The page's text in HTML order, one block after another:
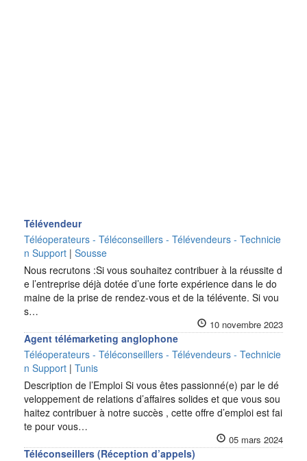
Télévendeur
Téléoperateurs - Téléconseillers - Télévendeurs - Technicie
n Support | Sousse
Nous recrutons :Si vous souhaitez contribuer à la réussite d
e l’entreprise déjà dotée d’une forte expérience dans le do
maine de la prise de rendez-vous et de la télévente. Si vou
s…
10 novembre 2023
Agent télémarketing anglophone
Téléoperateurs - Téléconseillers - Télévendeurs - Technicie
n Support | Tunis
Description de l’Emploi Si vous êtes passionné(e) par le dé
veloppement de relations d’affaires solides et que vous sou
haitez contribuer à notre succès , cette offre d’emploi est fai
te pour vous…
05 mars 2024
Téléconseillers (Réception d’appels)